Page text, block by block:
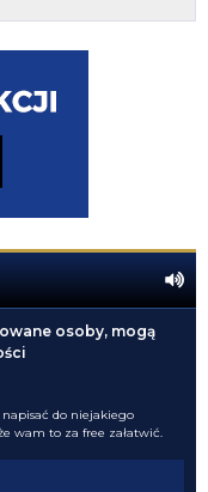
osoby, mogą
napisać do niejakiego
wam to za free załatwić.